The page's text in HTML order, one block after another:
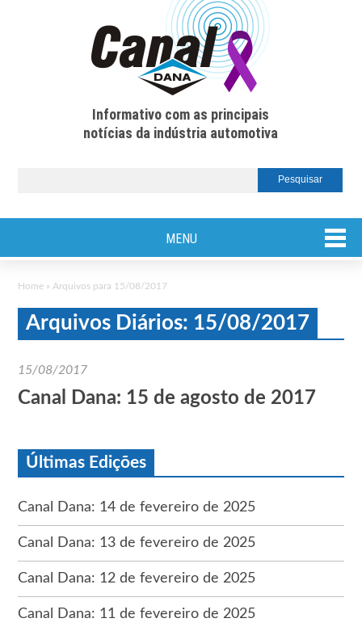
Informativo com as principais
notícias da indústria automotiva
MENU
Home » Arquivos para 15/08/2017
Arquivos Diários: 15/08/2017
15/08/2017
Canal Dana: 15 de agosto de 2017
Últimas Edições
Canal Dana: 14 de fevereiro de 2025
Canal Dana: 13 de fevereiro de 2025
Canal Dana: 12 de fevereiro de 2025
Canal Dana: 11 de fevereiro de 2025